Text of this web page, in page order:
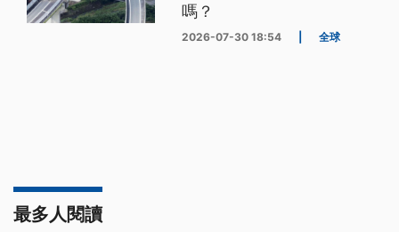
嗎？
2026-07-30 18:54 全球
最多人閱讀